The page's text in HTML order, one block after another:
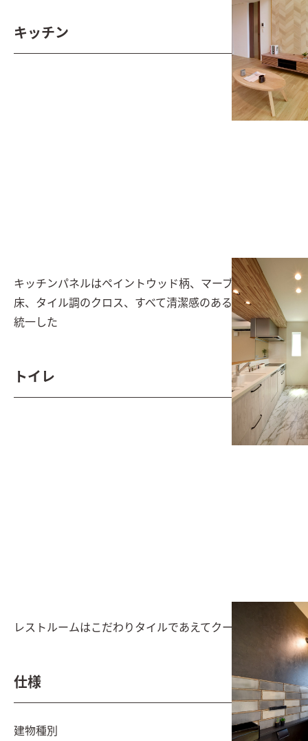
キッチン
キッチンパネルはペイントウッド柄、マーブルの石目の
床、タイル調のクロス、すべて清潔感のあるホワイトで
統一した
トイレ
レストルームはこだわりタイルであえてクールな印象に
仕様
建物種別